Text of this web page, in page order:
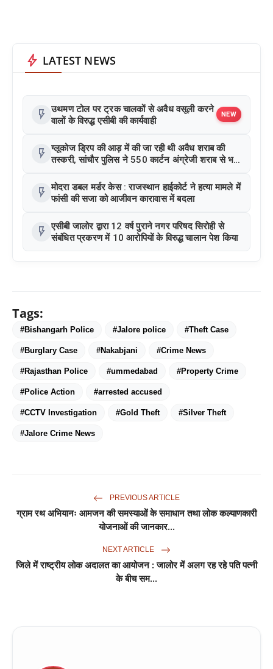
bolt LATEST NEWS
flash_on उथमण टोल पर ट्रक चालकों से अवैध वसूली करने
वालों के विरुद्ध एसीबी की कार्यवाही
NEW
flash_on ग्लूकोज ड्रिप की आड़ में की जा रही थी अवैध शराब की
तस्करी, सांचौर पुलिस ने 550 कार्टन अंग्रेजी शराब से भरा
flash_on मोदरा डबल मर्डर केस : राजस्थान हाईकोर्ट ने हत्या मामले में
फांसी की सजा को आजीवन कारावास में बदला
flash_on एसीबी जालोर द्वारा 12 वर्ष पुराने नगर परिषद सिरोही से
संबंधित प्रकरण में 10 आरोपियों के विरुद्ध चालान पेश किया
Tags:
#Bishangarh Police #Jalore police #Theft Case
#Burglary Case #Nakabjani #Crime News
#Rajasthan Police #ummedabad #Property Crime
#Police Action #arrested accused
#CCTV Investigation #Gold Theft #Silver Theft
#Jalore Crime News
PREVIOUS ARTICLE
ग्राम रथ अभियानः आमजन की समस्याओं के समाधान तथा लोक कल्याणकारी
योजनाओं की जानकार...
NEXT ARTICLE
जिले में राष्ट्रीय लोक अदालत का आयोजन : जालोर में अलग रह रहे पति पत्नी
के बीच सम...